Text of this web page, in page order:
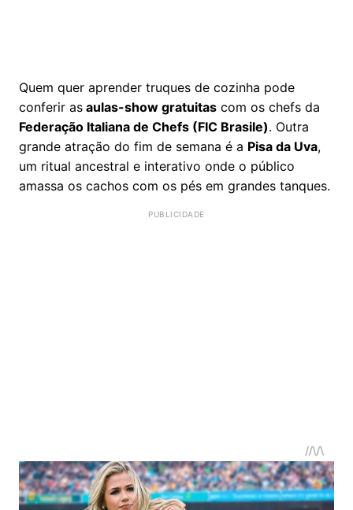
Quem quer aprender truques de cozinha pode
conferir as aulas-show gratuitas com os chefs da
Federação Italiana de Chefs (FIC Brasile). Outra
grande atração do fim de semana é a Pisa da Uva,
um ritual ancestral e interativo onde o público
amassa os cachos com os pés em grandes tanques.